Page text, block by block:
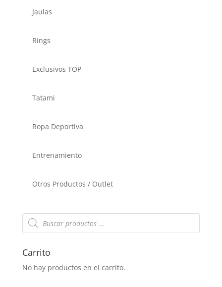
Jaulas
Rings
Exclusivos TOP
Tatami
Ropa Deportiva
Entrenamiento
Otros Productos / Outlet
Búsqueda
de
productos
Carrito
No hay productos en el carrito.